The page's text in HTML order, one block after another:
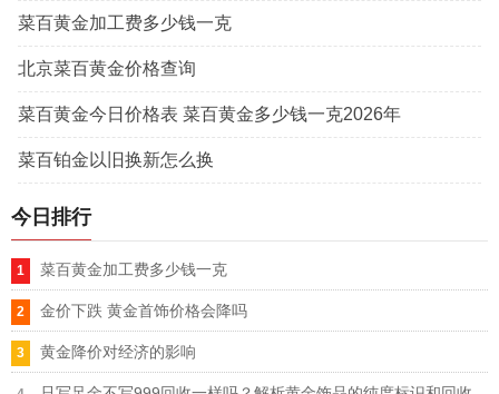
菜百黄金加工费多少钱一克
北京菜百黄金价格查询
菜百黄金今日价格表 菜百黄金多少钱一克2026年
菜百铂金以旧换新怎么换
今日排行
菜百黄金加工费多少钱一克
金价下跌 黄金首饰价格会降吗
黄金降价对经济的影响